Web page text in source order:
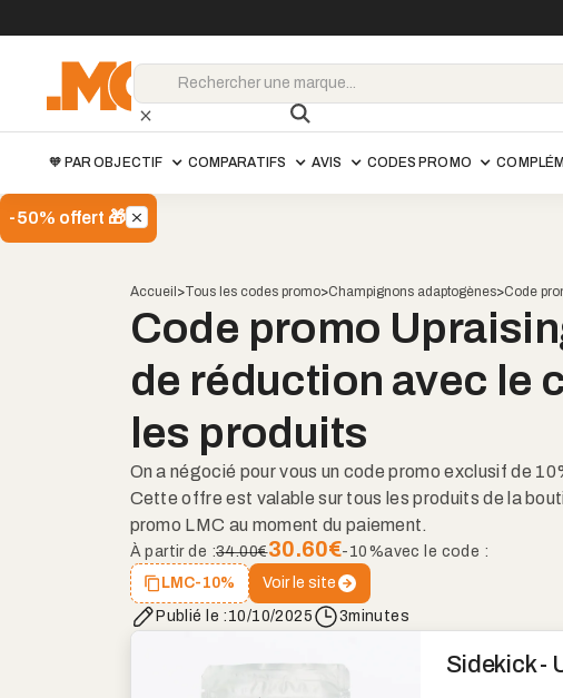
🧡 PAR OBJECTIF COMPARATIFS AVIS CODES PROMO
17.00€ 15.30€
Code promo LMC-10% Voir le
-50% offert 🎁
Accueil >Tous les codes promo>Champignons adaptogènes>Code
Code promo
de réduction avec le
les produits
On a négocié pour vous un code promo exclusif de
Cette offre est valable sur tous les produits de la
promo LMC au moment du paiement.
À partir de :34.00€30.60€-10%avec le code :
LMC-10% Voir le site
Publié le : 10/10/2025 3minutes
Sidekick -